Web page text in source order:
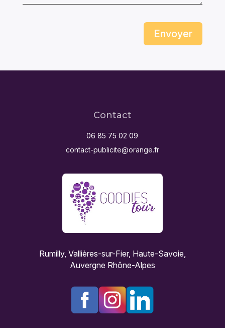
Envoyer
Contact
06 85 75 02 09
contact-publicite@orange.fr
Rumilly, Vallières-sur-Fier, Haute-Savoie,
Auvergne Rhône-Alpes